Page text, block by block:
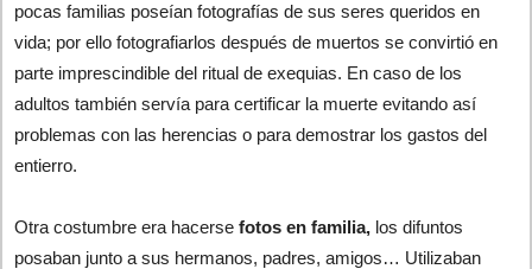
pocas familias poseían fotografías de sus seres queridos en
vida; por ello fotografiarlos después de muertos se convirtió en
parte imprescindible del ritual de exequias. En caso de los
adultos también servía para certificar la muerte evitando así
problemas con las herencias o para demostrar los gastos del
entierro.
Otra costumbre era hacerse fotos en familia, los difuntos
posaban junto a sus hermanos, padres, amigos… Utilizaban